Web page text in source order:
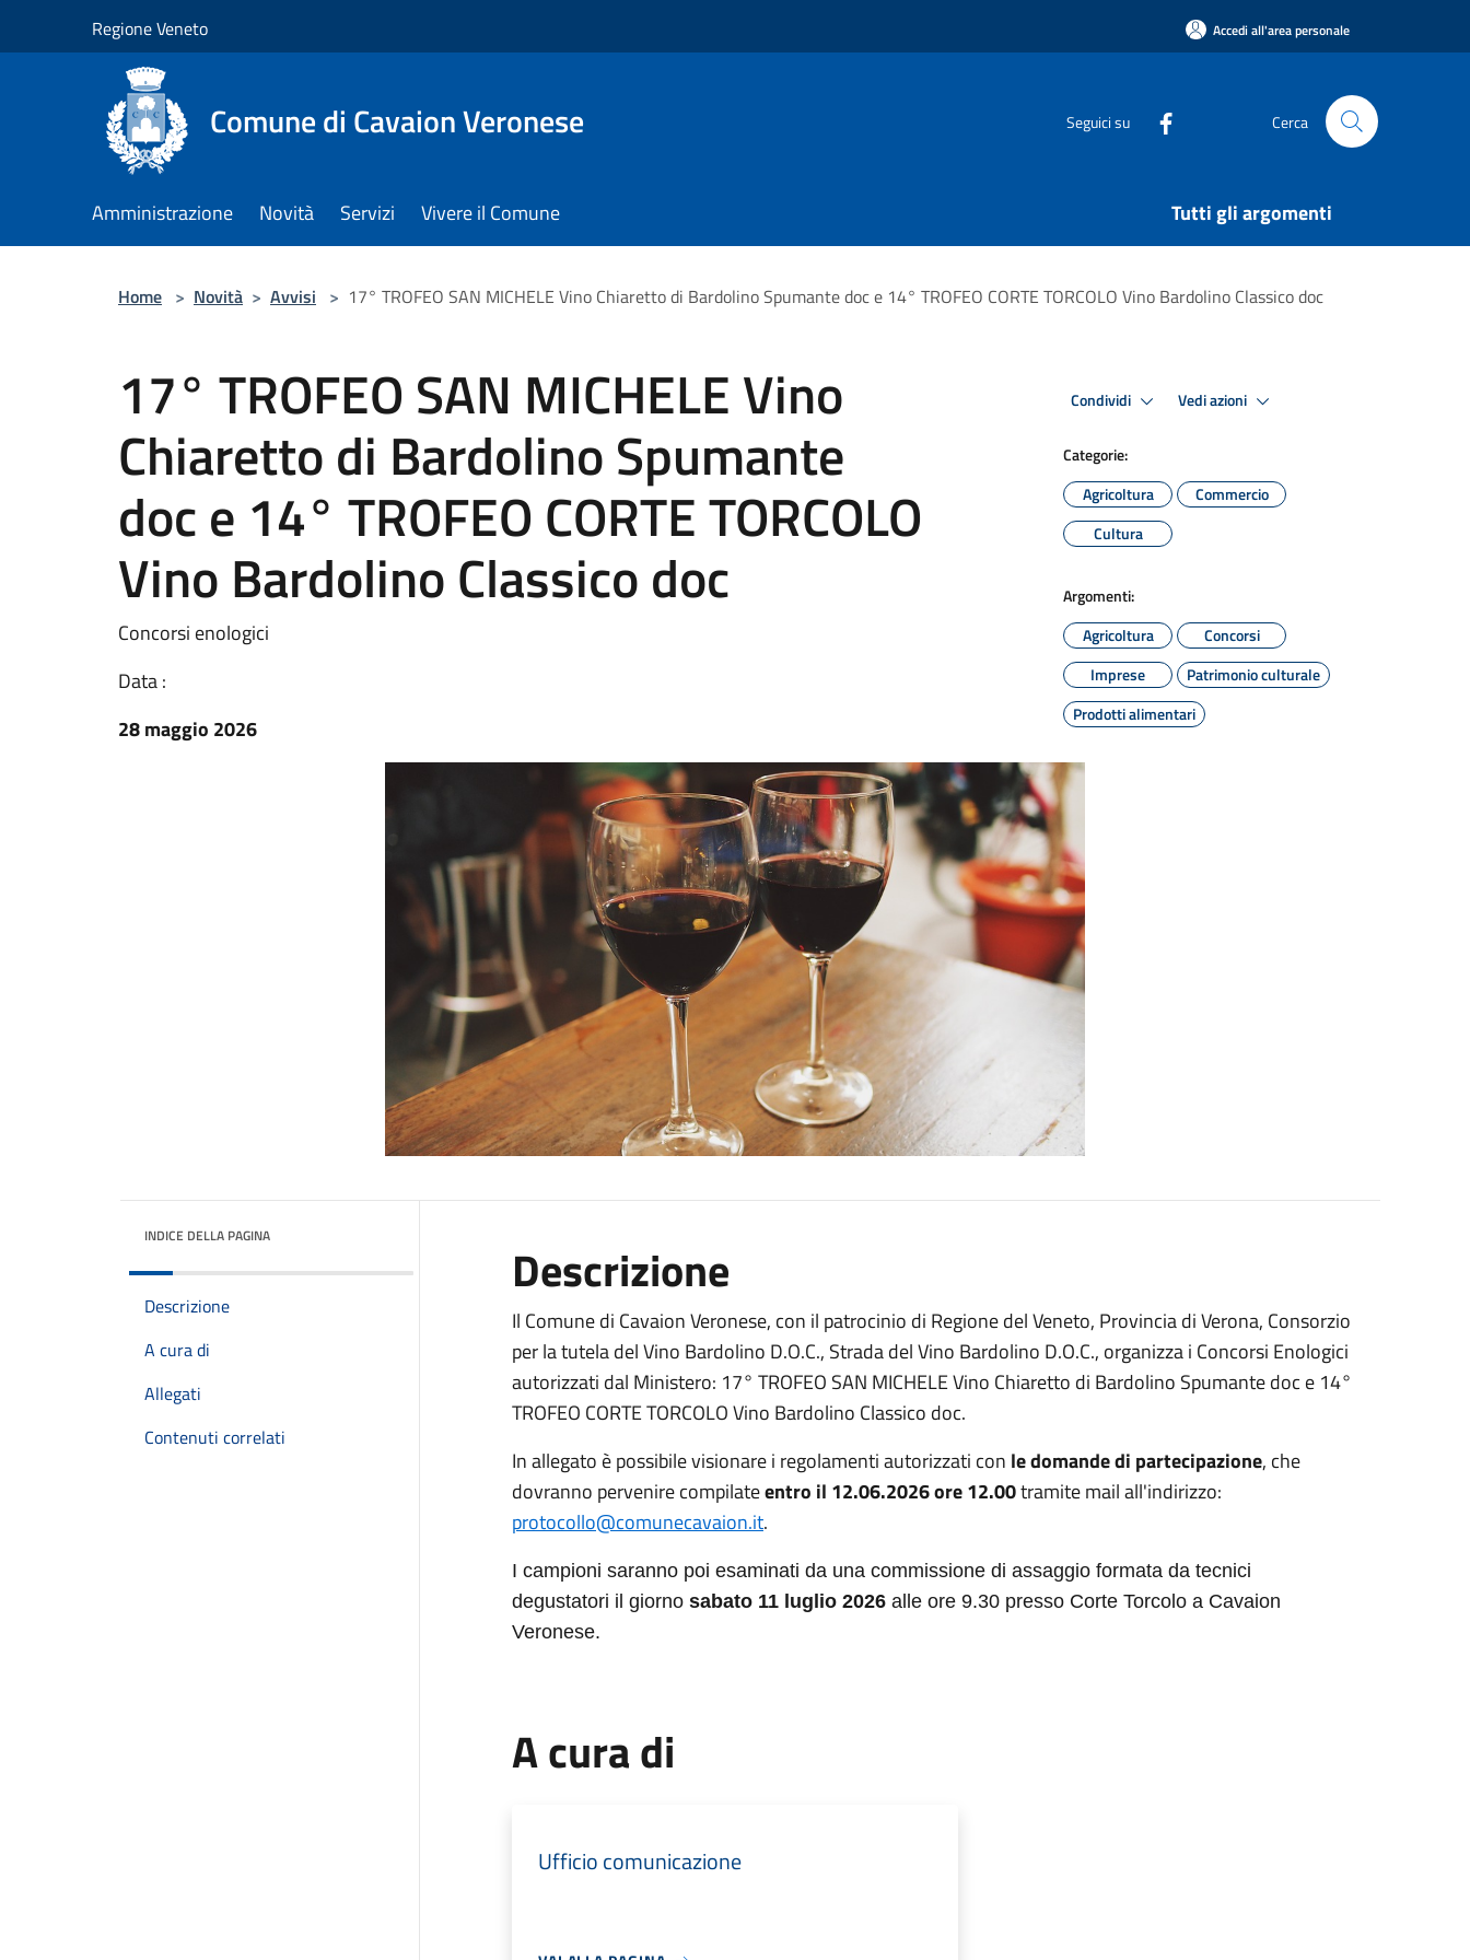
Regione Veneto Accedi all'area personale
Comune di Cavaion Veronese Seguici su Cerca
Amministrazione Novità Servizi Vivere il Comune Tutti gli argomenti
Home > Novità > Avvisi > 17° TROFEO SAN MICHELE Vino Chiaretto di Bardolino Spumante doc e 14° TROFEO CORTE TORCOLO Vino Bardolino Classico doc
17° TROFEO SAN MICHELE Vino
Chiaretto di Bardolino Spumante
doc e 14° TROFEO CORTE TORCOLO
Vino Bardolino Classico doc
Concorsi enologici
Data :
28 maggio 2026
Condividi Vedi azioni
Categorie:
Agricoltura
Commercio
Cultura
Argomenti:
Agricoltura
Concorsi
Imprese
Patrimonio culturale
Prodotti alimentari
INDICE DELLA PAGINA
Descrizione
A cura di
Allegati
Contenuti correlati
Descrizione
Il Comune di Cavaion Veronese, con il patrocinio di Regione del Veneto, Provincia di Verona, Consorzio
per la tutela del Vino Bardolino D.O.C., Strada del Vino Bardolino D.O.C., organizza i Concorsi Enologici
autorizzati dal Ministero: 17° TROFEO SAN MICHELE Vino Chiaretto di Bardolino Spumante doc e 14°
TROFEO CORTE TORCOLO Vino Bardolino Classico doc.
In allegato è possibile visionare i regolamenti autorizzati con le domande di partecipazione, che
dovranno pervenire compilateentro il 12.06.2026 ore 12.00tramite mail all'indirizzo:
protocollo@comunecavaion.it.
I campioni saranno poi esaminati da una commissione di assaggio formata da tecnici
degustatori il giorno sabato 11 luglio 2026alle ore 9.30 presso Corte Torcolo a Cavaion
Veronese.
A cura di
Ufficio comunicazione